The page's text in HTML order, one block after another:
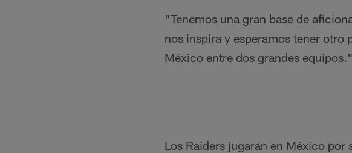
"Tenemos una gran base de
nos inspira y esperamos tener
México entre dos grandes equipos."
Los Raiders jugarán en México